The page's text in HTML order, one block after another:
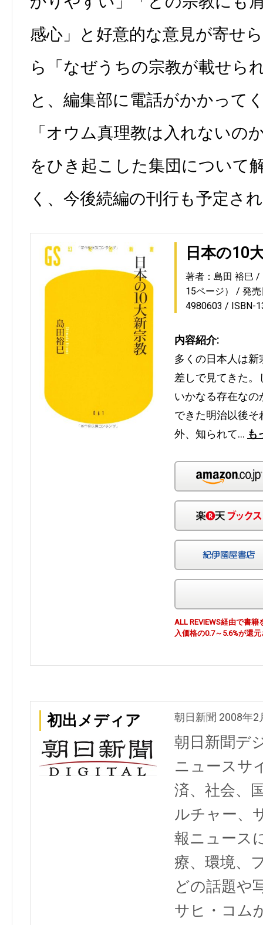
感心」と好意的な意見が寄せ
ら「なぜうちの宗教が載せら
と、編集部に電話がかかって
「オウム真理教は入れないの
をひき起こした集団について
く、今後続編の刊行も予定さ
日本の10
著者：島田 裕巳
15ページ）
発
4980603
ISBN-
内容紹介:
多くの日本人は
差しで見てきた
いかなる存在な
できた明治以後
外、知られて… も
ALL REVIEWS経由で書
入価格の0.7～5.6%が還
初出メディア 朝日新聞 2008年2
朝日新聞デ
ニュースサ
済、社会、
ルチャー、
報ニュース
療、環境、
どの話題や
サヒ・コム